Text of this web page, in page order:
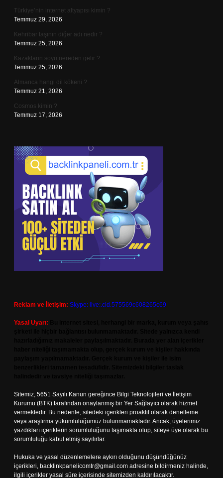
Türkiye’nin internet altyapısı kimin ?
Temmuz 29, 2026
Kehribar taşının diğer adı nedir ?
Temmuz 25, 2026
Kazakların soyu nereden gelir ?
Temmuz 25, 2026
Almanca hangi dil kökeni ?
Temmuz 21, 2026
Cosmos kimin ?
Temmuz 17, 2026
Reklam ve İletişim: Skype: live:.cid.575569c608265c69
Yasal Uyarı:
Sitemiz, 5651 Sayılı Kanun gereğince Bilgi Teknolojileri ve İletişim
Kurumu (BTK) tarafından onaylanmış bir Yer Sağlayıcı olarak hizmet
vermektedir. Bu nedenle, sitedeki içerikleri proaktif olarak denetleme
veya araştırma yükümlülüğümüz bulunmamaktadır. Ancak, üyelerimiz
yazdıkları içeriklerin sorumluluğunu taşımakta olup, siteye üye olarak bu
sorumluluğu kabul etmiş sayılırlar.
Hukuka ve yasal düzenlemelere aykırı olduğunu düşündüğünüz
içerikleri, backlinkpanelicomtr@gmail.com adresine bildirmeniz halinde,
ilgili içerikler yasal süre içerisinde sitemizden kaldırılacaktır.